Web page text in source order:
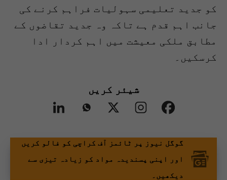
کو جدید تعلیمی سہولیات فراہم کرنے کی
جانب اہم قدم ہے تاکہ وہ جدید تقاضوں کے
مطابق ملکی معیشت میں اہم کردار ادا
کرسکیں۔
شیئر کریں
گوگل نیوز پر ٹائمز آف کراچی کو فالو کریں
اور اپنی پسندیدہ مواد کو زیادہ تیزی سے
دیکھیں۔